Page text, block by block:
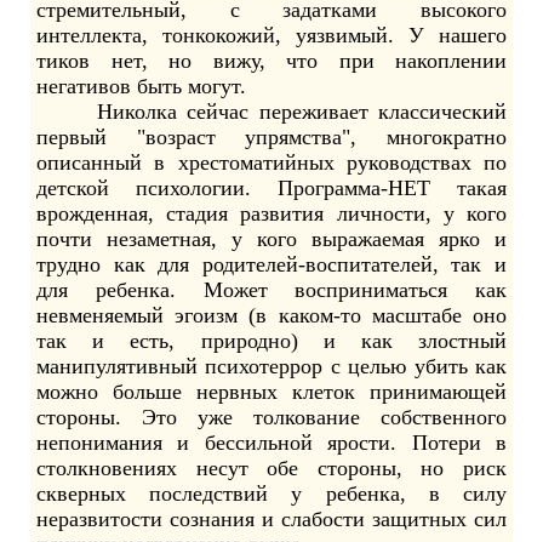
стремительный, с задатками высокого
интеллекта, тонкокожий, уязвимый. У нашего
тиков нет, но вижу, что при накоплении
негативов быть могут.
Николка сейчас переживает классический
первый "возраст упрямства", многократно
описанный в хрестоматийных руководствах по
детской психологии. Программа-НЕТ такая
врожденная, стадия развития личности, у кого
почти незаметная, у кого выражаемая ярко и
трудно как для родителей-воспитателей, так и
для ребенка. Может восприниматься как
невменяемый эгоизм (в каком-то масштабе оно
так и есть, природно) и как злостный
манипулятивный психотеррор с целью убить как
можно больше нервных клеток принимающей
стороны. Это уже толкование собственного
непонимания и бессильной ярости. Потери в
столкновениях несут обе стороны, но риск
скверных последствий у ребенка, в силу
неразвитости сознания и слабости защитных сил